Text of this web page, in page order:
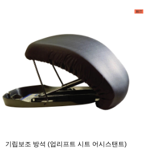
기립보조 방석 (업리프트 시트 어시스탠트)